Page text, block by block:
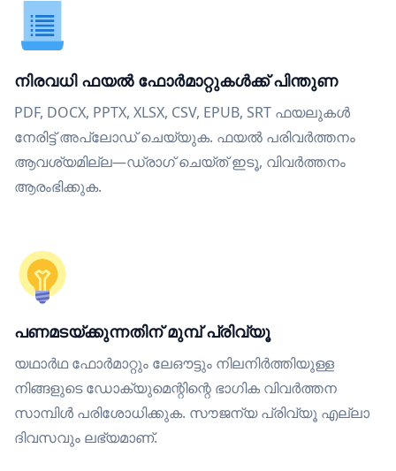
നിരവധി ഫയൽ ഫോർമാറ്റുകൾക്ക് പിന്തുണ
PDF, DOCX, PPTX, XLSX, CSV, EPUB, SRT ഫയലുകൾ
നേരിട്ട് അപ്‌ലോഡ് ചെയ്യുക. ഫയൽ പരിവർത്തനം
ആവശ്യമില്ല—ഡ്രാഗ് ചെയ്ത് ഇടൂ, വിവർത്തനം
ആരംഭിക്കുക.
പണമടയ്ക്കുന്നതിന് മുമ്പ് പ്രിവ്യൂ
യഥാർഥ ഫോർമാറ്റും ലേഔട്ടും നിലനിർത്തിയുള്ള
നിങ്ങളുടെ ഡോക്യുമെന്റിന്റെ ഭാഗിക വിവർത്തന
സാമ്പിൾ പരിശോധിക്കുക. സൗജന്യ പ്രിവ്യൂ എല്ലാ
ദിവസവും ലഭ്യമാണ്.